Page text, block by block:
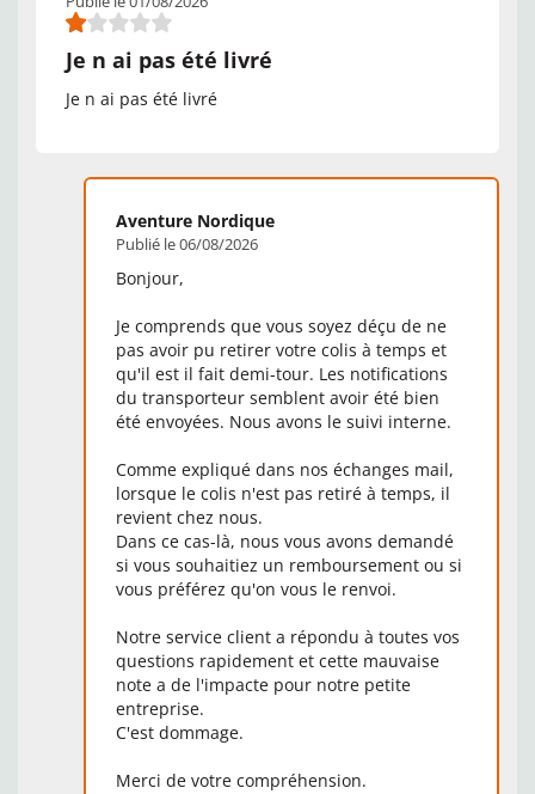
Je n ai pas été livré
Je n ai pas été livré
Aventure Nordique
Publié le 06/08/2026
Bonjour,
Je comprends que vous soyez déçu de ne
pas avoir pu retirer votre colis à temps et
qu'il est il fait demi-tour. Les notifications
du transporteur semblent avoir été bien
été envoyées. Nous avons le suivi interne.
Comme expliqué dans nos échanges mail,
lorsque le colis n'est pas retiré à temps, il
revient chez nous.
Dans ce cas-là, nous vous avons demandé
si vous souhaitiez un remboursement ou si
vous préférez qu'on vous le renvoi.
Notre service client a répondu à toutes vos
questions rapidement et cette mauvaise
note a de l'impacte pour notre petite
entreprise.
C'est dommage.
Merci de votre compréhension.